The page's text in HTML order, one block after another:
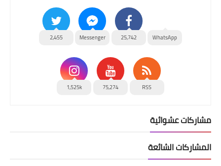
WhatsApp
25,742
Messenger
2,455
RSS
75,274
1,525k
مشاركات عشوائية
المشاركات الشائعة